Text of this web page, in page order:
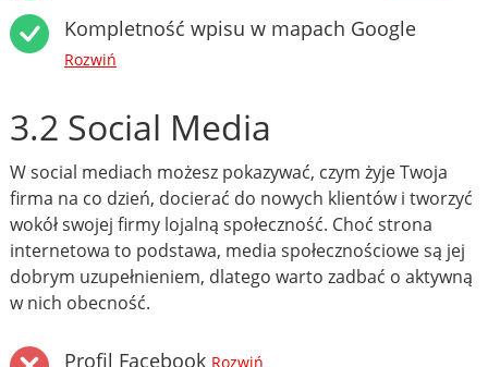
Kompletność wpisu w mapach Google
Rozwiń
3.2 Social Media
W social mediach możesz pokazywać, czym żyje Twoja
firma na co dzień, docierać do nowych klientów i tworzyć
wokół swojej firmy lojalną społeczność. Choć strona
internetowa to podstawa, media społecznościowe są jej
dobrym uzupełnieniem, dlatego warto zadbać o aktywną
w nich obecność.
Profil Facebook